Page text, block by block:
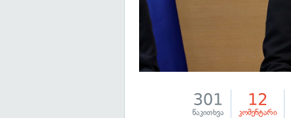
301
წაკითხვა
12
კომენტარი